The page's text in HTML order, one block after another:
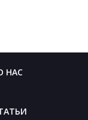
НАС